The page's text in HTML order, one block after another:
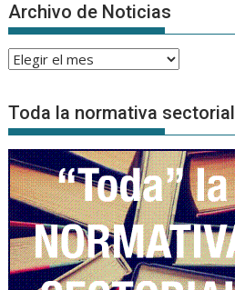
Archivo de Noticias
Archivo
Noticias
Toda la normativa sectorial